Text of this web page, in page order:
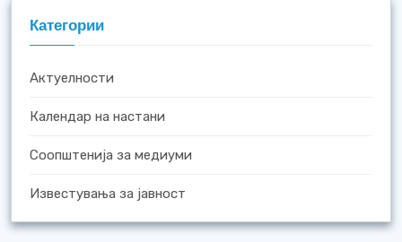
Категории
Актуелности
Календар на настани
Соопштенија за медиуми
Известувања за јавност